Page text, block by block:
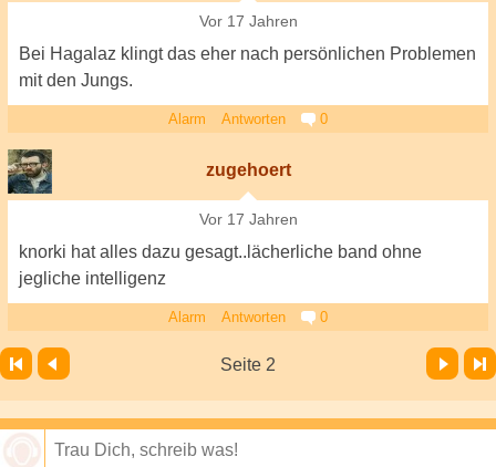
Vor 17 Jahren
Bei Hagalaz klingt das eher nach persönlichen Problemen
mit den Jungs.
Alarm Antworten 0
zugehoert
Vor 17 Jahren
knorki hat alles dazu gesagt..lächerliche band ohne
jegliche intelligenz
Alarm Antworten 0
Seite 2
Vor Letzte Seite